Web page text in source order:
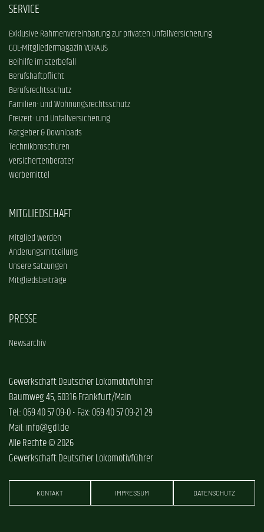
SERVICE
Exklusive Rahmenvereinbarung zur privaten Unfallversicherung
GDL-Mitgliedermagazin VORAUS
Beihilfe im Sterbefall
Berufshaftpflicht
Berufsrechtsschutz
Familien- und Wohnungsrechtsschutz
Freizeit- und Unfallversicherung
Ratgeber & Downloads
Technikbroschüren
Versichertenberater
Werbemittel
MITGLIEDSCHAFT
Mitglied werden
Änderungsmitteilung
Unsere Satzungen
Mitgliedsbeiträge
PRESSE
Newsarchiv
Gewerkschaft Deutscher Lokomotivführer
Baumweg 45, 60316 Frankfurt/Main
Tel.: 069 40 57 09-0 • Fax: 069 40 57 09-21 29
Mail: info@gdl.de
Alle Rechte © 2026
Gewerkschaft Deutscher Lokomotivführer
KONTAKT IMPRESSUM DATENSCHUTZ